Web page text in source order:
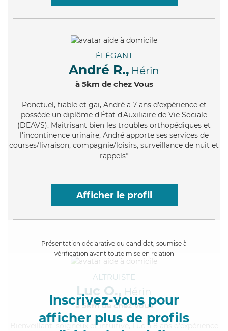
ÉLÉGANT
André R., Hérin
à 5km de chez Vous
Ponctuel, fiable et gai, André a 7 ans d'expérience et
possède un diplôme d'État d'Auxiliaire de Vie Sociale
(DEAVS). Maitrisant bien les troubles orthopédiques et
l'incontinence urinaire, André apporte ses services de
courses/livraison, compagnie/loisirs, surveillance de nuit et
rappels*
Afficher le profil
Présentation déclarative du candidat, soumise à
vérification avant toute mise en relation
Inscrivez-vous pour
afficher plus de profils
ALTRUISTE
Luc O., Hérin
à 5km de chez Vous
, soigneux et intuitive, Luc a 8 ans d'expérience